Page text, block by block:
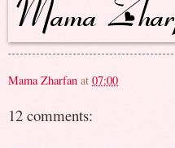
Mama Zharfan at 07:00
12 comments: